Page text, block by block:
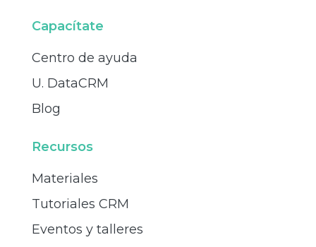
Capacítate
Centro de ayuda
U. DataCRM
Blog
Recursos
Materiales
Tutoriales CRM
Eventos y talleres